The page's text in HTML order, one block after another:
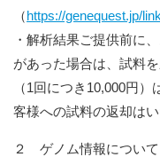
（https://genequest.jp/
・解析結果ご提供前に
があった場合は、試料
（1回につき10,000円
客様への試料の返却はい
２ ゲノム情報について